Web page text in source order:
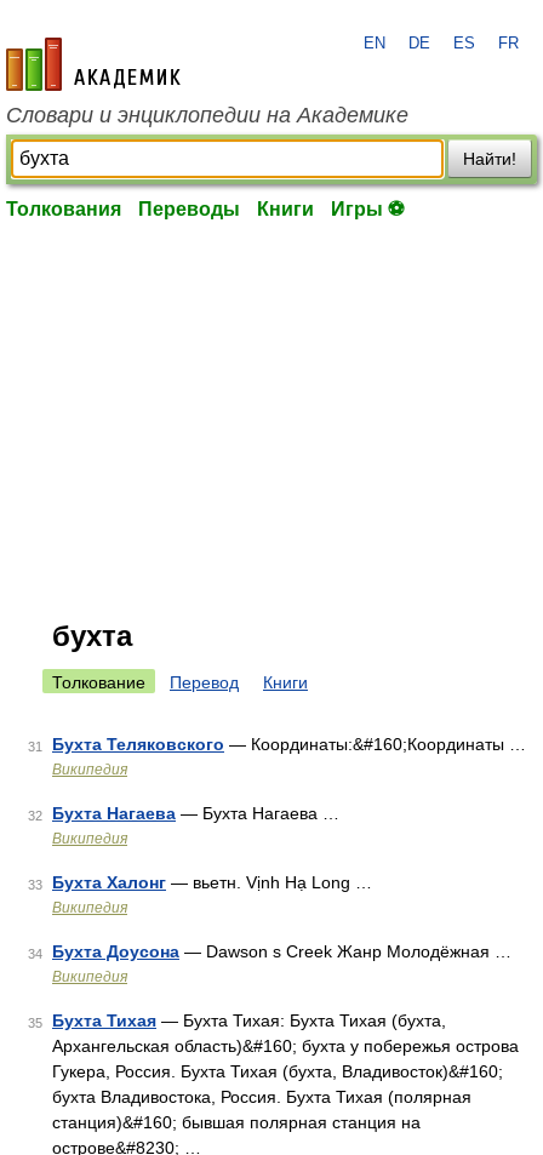
academic.ru
EN DE ES FR
Словари и энциклопедии на Академике
Найти!
Толкования Переводы Книги Игры ⚽
бухта
Толкование Перевод Книги
31 Бухта Теляковского — Координаты:&#160;Координаты …
Википедия
32 Бухта Нагаева — Бухта Нагаева …
Википедия
33 Бухта Халонг — вьетн. Vịnh Hạ Long …
Википедия
34 Бухта Доусона — Dawson s Creek Жанр Молодёжная …
Википедия
35 Бухта Тихая — Бухта Тихая: Бухта Тихая (бухта,
Архангельская область)&#160; бухта у побережья острова
Гукера, Россия. Бухта Тихая (бухта, Владивосток)&#160;
бухта Владивостока, Россия. Бухта Тихая (полярная
станция)&#160; бывшая полярная станция на
острове&#8230; …